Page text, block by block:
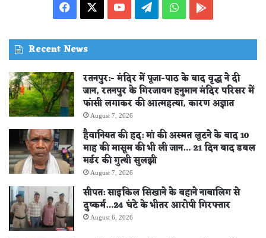
Facebook YouTubeTelegramWhatsApp
Recent News
रतनपुर:- मंदिर में पूजा-पाठ के बाद वृद्ध ने दी
जान, रतनपुर के गिरजावन हनुमान मंदिर परिसर में
फांसी लगाकर की आत्महत्या, कारण अज्ञात
August 7, 2026
हैवानियत की हद: मां की अस्मत लूटने के बाद 10
माह की मासूम की भी ली जान… 21 दिन बाद डबल
मर्डर की गुत्थी सुलझी
August 7, 2026
सीपत: साइकिल सिखाने के बहाने नाबालिग से
दुष्कर्म…24 घंटे के भीतर आरोपी गिरफ्तार
August 6, 2026